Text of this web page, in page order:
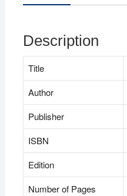
Description
Title
Author
Publisher
ISBN
Edition
Number of Pages